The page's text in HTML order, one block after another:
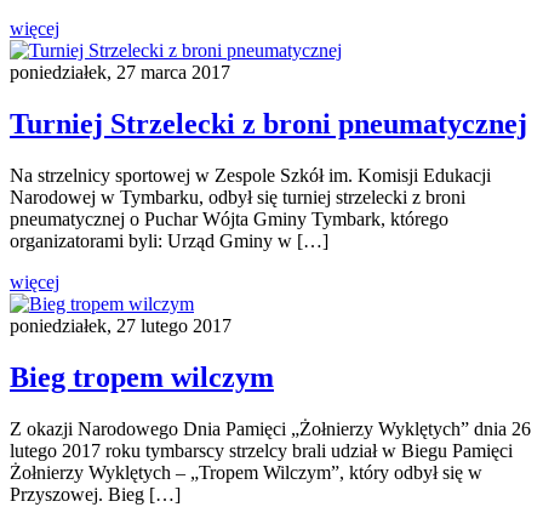
więcej
poniedziałek, 27 marca 2017
Turniej Strzelecki z broni pneumatycznej
Na strzelnicy sportowej w Zespole Szkół im. Komisji Edukacji
Narodowej w Tymbarku, odbył się turniej strzelecki z broni
pneumatycznej o Puchar Wójta Gminy Tymbark, którego
organizatorami byli: Urząd Gminy w […]
więcej
poniedziałek, 27 lutego 2017
Bieg tropem wilczym
Z okazji Narodowego Dnia Pamięci „Żołnierzy Wyklętych” dnia 26
lutego 2017 roku tymbarscy strzelcy brali udział w Biegu Pamięci
Żołnierzy Wyklętych – „Tropem Wilczym”, który odbył się w
Przyszowej. Bieg […]